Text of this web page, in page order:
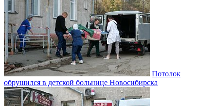
Потолок
обрушился в детской больнице Новосибирска